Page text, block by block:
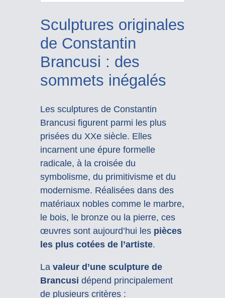
Sculptures originales
de Constantin
Brancusi : des
sommets inégalés
Les sculptures de Constantin
Brancusi figurent parmi les plus
prisées du XXe siècle. Elles
incarnent une épure formelle
radicale, à la croisée du
symbolisme, du primitivisme et du
modernisme. Réalisées dans des
matériaux nobles comme le marbre,
le bois, le bronze ou la pierre, ces
œuvres sont aujourd’hui les pièces
les plus cotées de l’artiste.
La valeur d’une sculpture de
Brancusi dépend principalement
de plusieurs critères :